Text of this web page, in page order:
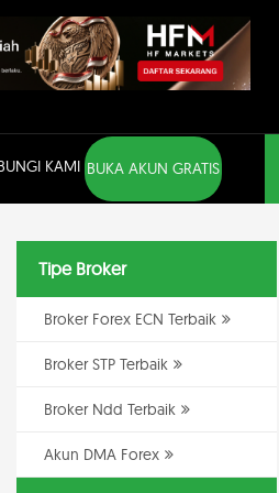
KAMI BUKA AKUN GRATIS
Tipe Broker
Broker Forex ECN Terbaik
Broker STP Terbaik
Broker Ndd Terbaik
Akun DMA Forex